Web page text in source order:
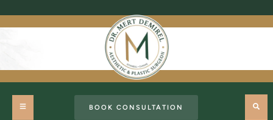
BOOK CONSULTATION